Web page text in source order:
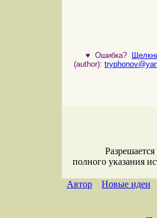
♥ Ошибка?
(author):
полного указания
Автор Новые идеи